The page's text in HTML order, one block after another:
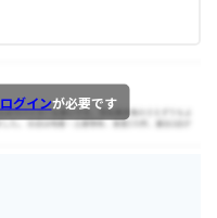
ログインが必要です